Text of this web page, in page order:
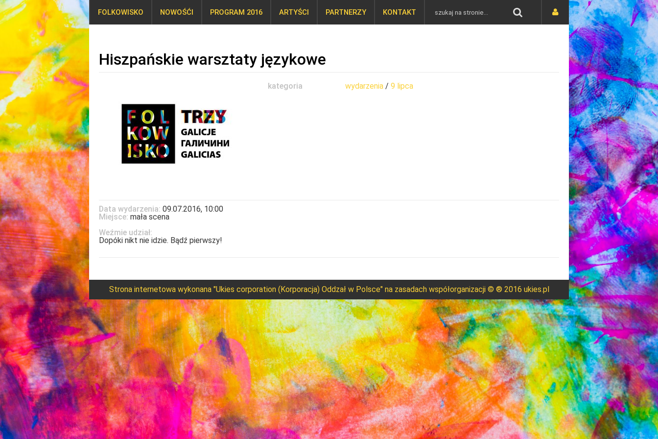
FOLKOWISKO NOWOŚĆI PROGRAM 2016 ARTYŚCI PARTNERZY KONTAKT
Hiszpańskie warsztaty językowe
kategoria wydarzenia / 9 lipca
Data wydarzenia: 09.07.2016, 10:00
Miejsce: mała scena
Weźmie udział:
Dopóki nikt nie idzie. Bądź pierwszy!
Strona internetowa wykonana "Ukies corporation (Korporacja) Oddzał w Polsce" na zasadach współorganizacji © ® 2016 ukies.pl